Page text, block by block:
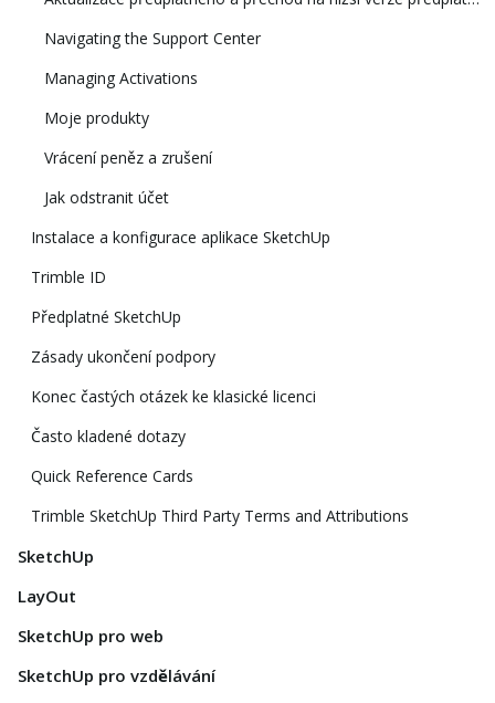
Navigating the Support Center
Managing Activations
Moje produkty
Vrácení peněz a zrušení
Jak odstranit účet
Instalace a konfigurace aplikace SketchUp
Trimble ID
Předplatné SketchUp
Zásady ukončení podpory
Konec častých otázek ke klasické licenci
Často kladené dotazy
Quick Reference Cards
Trimble SketchUp Third Party Terms and Attributions
SketchUp
LayOut
SketchUp pro web
SketchUp pro vzdělávání